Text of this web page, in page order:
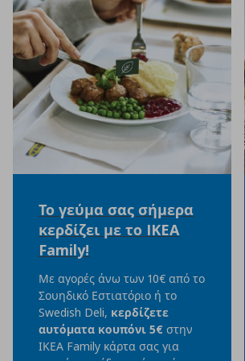
Το γεύμα σας σήμερα
κερδίζει με το IKEA
Family!
Με αγορές άνω των 10€ από το
Σουηδικό Εστιατόριο ή το
Swedish Deli, κερδίζετε
αυτόματα κουπόνι 5€ στην
ΙΚΕΑ Family κάρτα σας για